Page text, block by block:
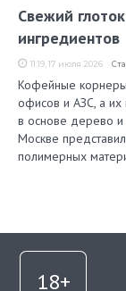
Свежий
ингредиентов
11:19, 17 июля 2026
Кофейные корнеры
офисов и АЗС, а их
в основе дерево и
Москве
полимерных